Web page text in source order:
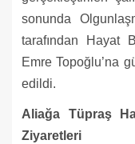
sonunda
tarafından Hayat
Emre Topoğlu’na
edildi.
Aliağa Tüpraş
Ziyaretleri